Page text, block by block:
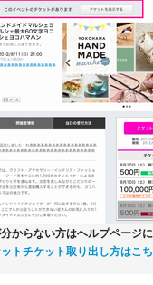
からない方はヘルプページに
トチケット取り出し方はこ